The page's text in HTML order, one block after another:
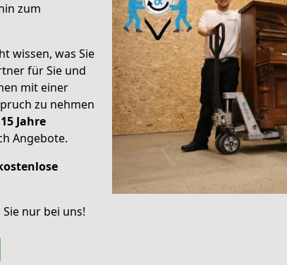
zum
wissen, was Sie
für Sie und
mit einer
zu nehmen
Jahre
Angebote.
nur bei uns!